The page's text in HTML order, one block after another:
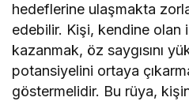
hedeflerine ulaşmakta
edebilir. Kişi, kendine olan
kazanmak, öz saygısını
potansiyelini ortaya
göstermelidir. Bu rüya,